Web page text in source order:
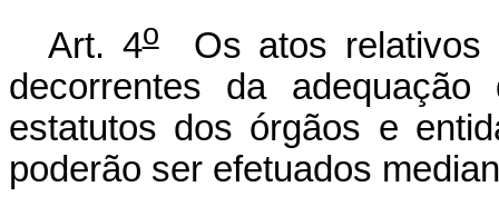
Art. 4oOs atos relativos
decorrentes da
estatutos dos órgãos e
poderão ser efetuados